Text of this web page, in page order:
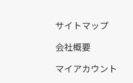
サイトマップ
会社概要
マイアカウント